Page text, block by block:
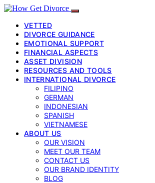
VETTED
DIVORCE GUIDANCE
EMOTIONAL SUPPORT
FINANCIAL ASPECTS
ASSET DIVISION
RESOURCES AND TOOLS
INTERNATIONAL DIVORCE
FILIPINO
GERMAN
INDONESIAN
SPANISH
VIETNAMESE
ABOUT US
OUR VISION
MEET OUR TEAM
CONTACT US
OUR BRAND IDENTITY
BLOG